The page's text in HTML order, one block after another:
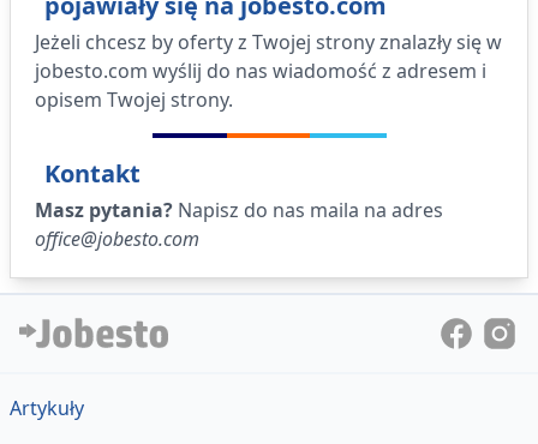
Jeżeli chcesz by oferty z Twojej strony znalazły się w
jobesto.com wyślij do nas wiadomość z adresem i
opisem Twojej strony.
Kontakt
Masz pytania? Napisz do nas maila na adres
office@jobesto.com
Artykuły